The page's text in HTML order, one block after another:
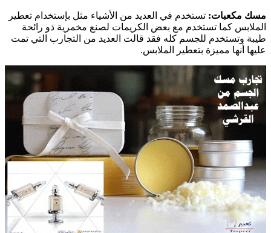
مسك مكعبات: تستخدم في العديد من الأشياء مثل بإستخدام تعطير
الملابس كما تستخدم مع بعض الكريمات لصنع مخمرية ذو رائحة
طيبة وتستخدم للجسم كله فقد قالت العديد من التجارب التي تمت
عليها أنها مميزة بتعطير الملابس.